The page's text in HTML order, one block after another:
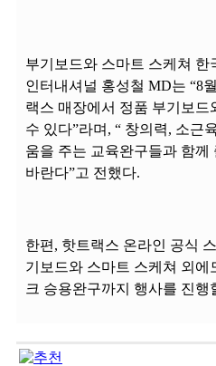
부기보드와 스마트 스케쳐 한
인터내셔널 홍성철 MD는 “8
랙스 매장에서 정품 부기보드
수 있다”라며, “ 창의력, 소근
움을 주는 교육완구들과 함께
바란다”고 전했다.
한편, 핫트랙스 온라인 공식
기보드와 스마트 스케쳐 외에
크 승용완구까지 행사를 진행